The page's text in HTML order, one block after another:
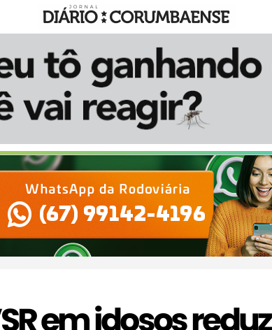
em idosos reduz